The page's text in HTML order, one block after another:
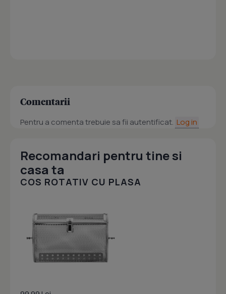
Comentarii
Pentru a comenta trebuie sa fii autentificat. Log in
Recomandari pentru tine si
casa ta
COS ROTATIV CU PLASA